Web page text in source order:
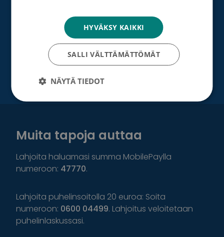
Suurlahjoitus
Yrityksille
Muita tapoja auttaa
Lahjoita haluamasi summa MobilePaylla
numeroon: 47770.
Lahjoita puhelinsoitolla 20 euroa: Soita
numeroon: 0600 04499. Lahjoitus veloitetaan
puhelinlaskussasi.
HYVÄKSY KAIKKI
SALLI VÄLTTÄMÄTTÖMÄT
NÄYTÄ TIEDOT